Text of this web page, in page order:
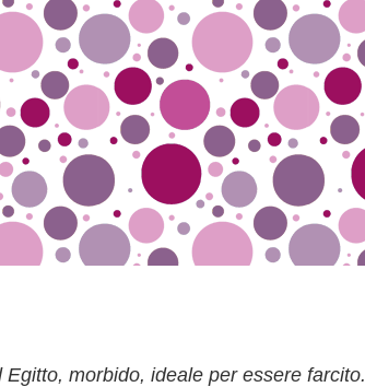
morbido, ideale per essere farcito.